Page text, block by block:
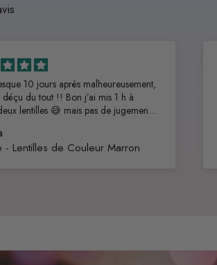
10 jours après malheureusement,
déçu du tout !! Bon j’ai mis 1 h à
lentilles 😅 mais pas de jugement,
aucune gêne et personne ne
que ce sont des lentilles , top !
- Lentilles de Couleur Marron